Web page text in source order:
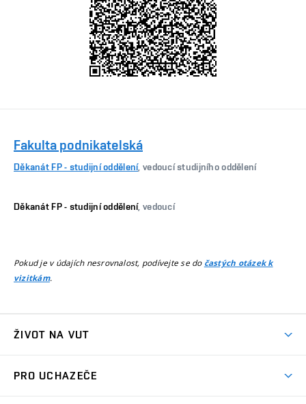
Fakulta podnikatelská
Děkanát FP - studijní oddělení, vedoucí studijního oddělení
Děkanát FP - studijní oddělení, vedoucí
Pokud je v údajích nesrovnalost, podívejte se do častých otázek k
vizitkám.
ŽIVOT NA VUT
PRO UCHAZEČE